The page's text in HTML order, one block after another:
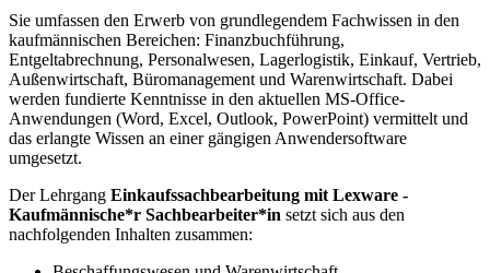
Sie umfassen den Erwerb von grundlegendem Fachwissen in den
kaufmännischen Bereichen: Finanzbuchführung,
Entgeltabrechnung, Personalwesen, Lagerlogistik, Einkauf, Vertrieb,
Außenwirtschaft, Büromanagement und Warenwirtschaft. Dabei
werden fundierte Kenntnisse in den aktuellen MS-Office-
Anwendungen (Word, Excel, Outlook, PowerPoint) vermittelt und
das erlangte Wissen an einer gängigen Anwendersoftware
umgesetzt.
Der Lehrgang Einkaufssachbearbeitung mit Lexware -
Kaufmännische*r Sachbearbeiter*in setzt sich aus den
nachfolgenden Inhalten zusammen: